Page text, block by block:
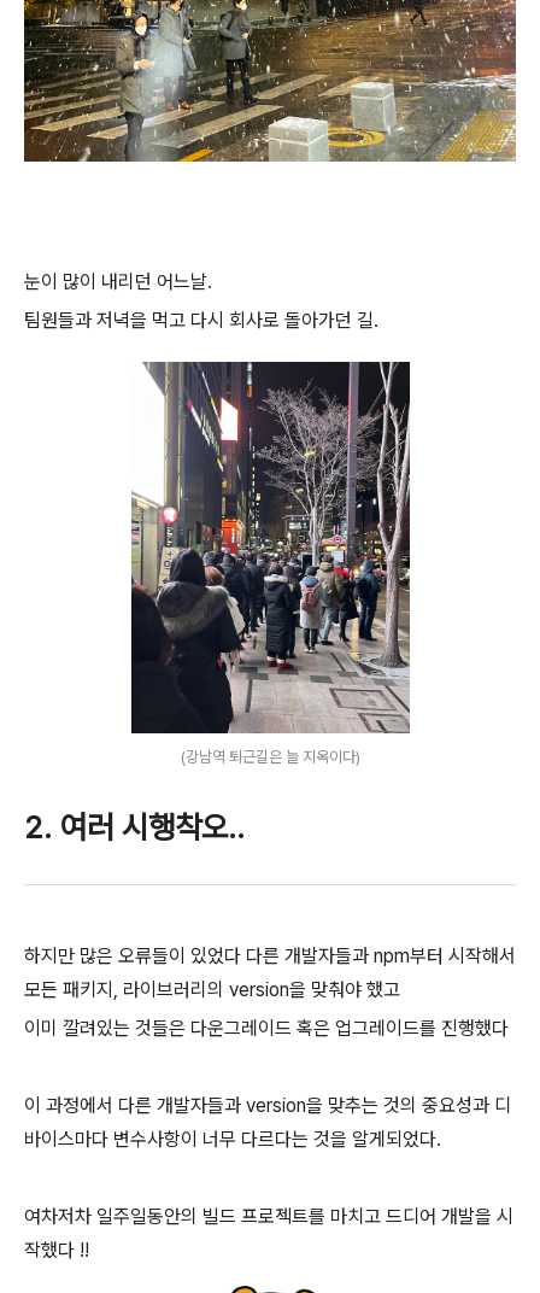
눈이 많이 내리던 어느날.
팀원들과 저녁을 먹고 다시 회사로 돌아가던 길.
(강남역 퇴근길은 늘 지옥이다)
2. 여러 시행착오..
하지만 많은 오류들이 있었다 다른 개발자들과 npm부터 시작해서
모든 패키지, 라이브러리의 version을 맞춰야 했고
이미 깔려있는 것들은 다운그레이드 혹은 업그레이드를 진행했다
이 과정에서 다른 개발자들과 version을 맞추는 것의 중요성과 디
바이스마다 변수사항이 너무 다르다는 것을 알게되었다.
여차저차 일주일동안의 빌드 프로젝트를 마치고 드디어 개발을 시
작했다 !!